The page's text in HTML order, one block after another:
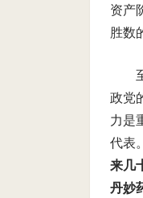
资产
胜数
政党
力是
代表。
来几
丹妙